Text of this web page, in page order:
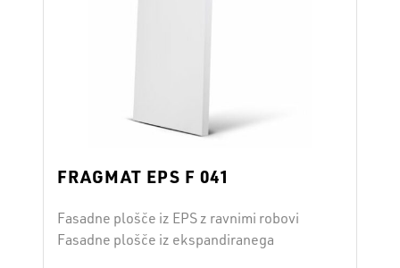
FRAGMAT EPS F 041
Fasadne plošče iz EPS z ravnimi robovi
Fasadne plošče iz ekspandiranega